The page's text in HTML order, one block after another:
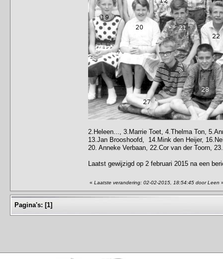
2.Heleen..., 3.Marrie Toet, 4.Thelma Ton,
13.Jan Brooshoofd, 14.Mink den Heijer,
20. Anneke Verbaan, 22.Cor van der Toorn,
Laatst gewijzigd op 2 februari 2015 na een
« Laatste verandering: 02-02-2015, 18:54:45 door Leen
Pagina's: [1]